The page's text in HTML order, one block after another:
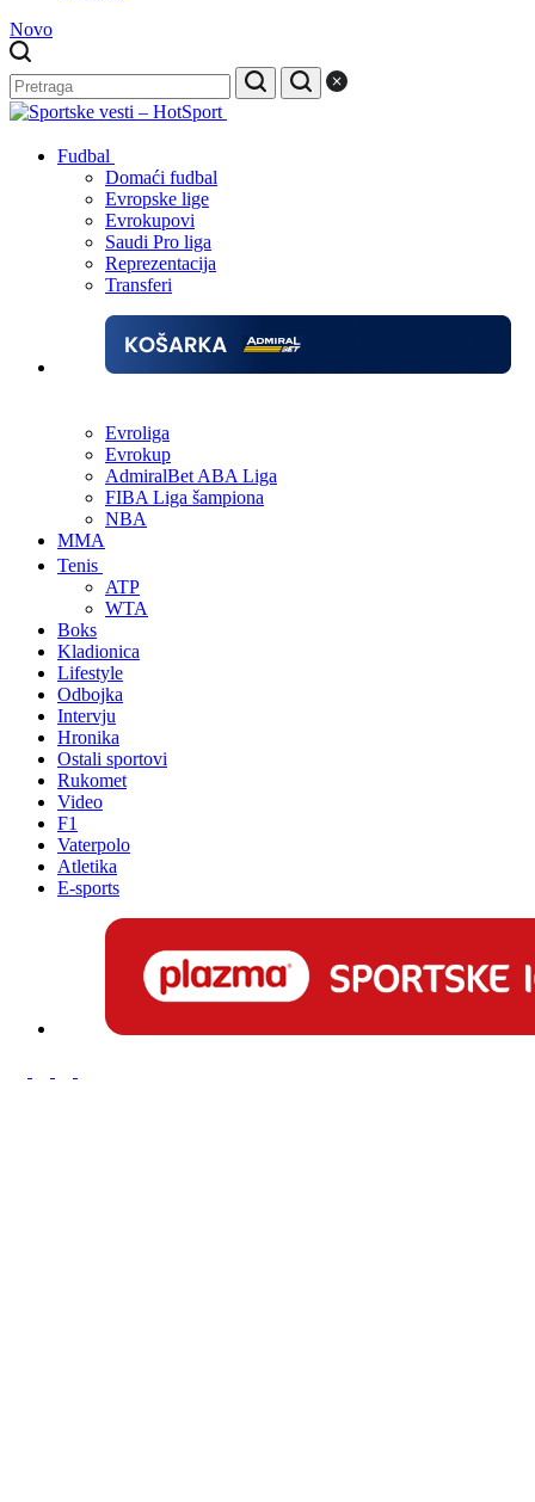
Novo
Fudbal
Domaći fudbal
Evropske lige
Evrokupovi
Saudi Pro liga
Reprezentacija
Transferi
Evroliga
Evrokup
AdmiralBet ABA Liga
FIBA Liga šampiona
NBA
MMA
Tenis
ATP
WTA
Boks
Kladionica
Lifestyle
Odbojka
Intervju
Hronika
Ostali sportovi
Rukomet
Video
F1
Vaterpolo
Atletika
E-sports